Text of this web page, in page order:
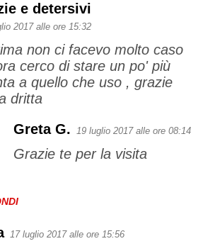
e detersivi
2017 alle ore 15:32
non ci facevo molto caso
cerco di stare un po' più
a quello che uso , grazie
dritta
Greta G. 19 luglio 2017 alle ore 08:14
Grazie te per la visita
17 luglio 2017 alle ore 15:56